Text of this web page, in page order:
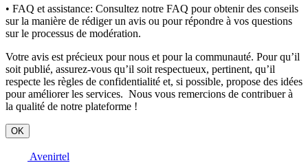
• FAQ et assistance: Consultez notre FAQ pour obtenir des conseils
sur la manière de rédiger un avis ou pour répondre à vos questions
sur le processus de modération.
Votre avis est précieux pour nous et pour la communauté. Pour qu’il
soit publié, assurez-vous qu’il soit respectueux, pertinent, qu’il
respecte les règles de confidentialité et, si possible, propose des idées
pour améliorer les services. Nous vous remercions de contribuer à
la qualité de notre plateforme !
OK
Avenirtel